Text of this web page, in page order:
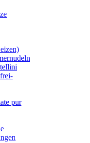
pur